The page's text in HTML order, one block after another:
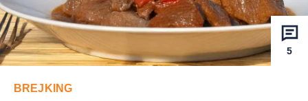
5
BREJKING